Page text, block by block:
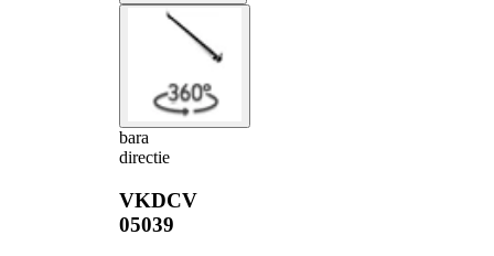
bara
directie
VKDCV
05039